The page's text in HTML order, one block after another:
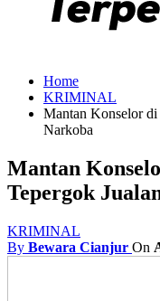
Home
KRIMINAL
Mantan Konselor di
Narkoba
Mantan
Tepergok
KRIMINAL
By Bewara Cianjur On